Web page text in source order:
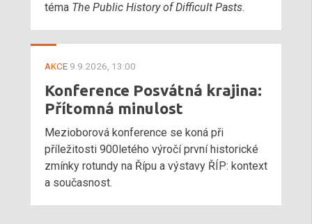
téma The Public History of Difficult Pasts.
AKCE 9.9.2026, 13:00
Konference Posvátná krajina:
Přítomná minulost
Mezioborová konference se koná při
příležitosti 900letého výročí první historické
zmínky rotundy na Řípu a výstavy ŘÍP: kontext
a současnost.